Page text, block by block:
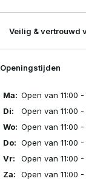
Veilig & vertrouwd
Openingstijden
Ma: Open van 11:00
Di:
Open van 11:00
Wo: Open van 11:00
Do: Open van 11:00
Vr:
Open van 11:00
Za:
Open van 11:00